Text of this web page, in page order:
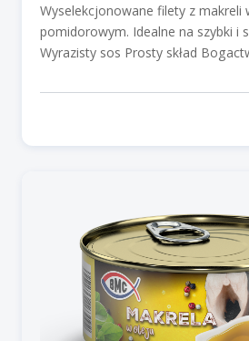
Wyselekcjonowane filety z makreli
pomidorowym. Idealne na szybki i
Wyrazisty sos Prosty skład